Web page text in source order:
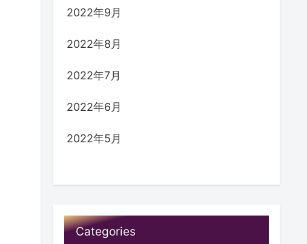
2022年9月
2022年8月
2022年7月
2022年6月
2022年5月
Categories